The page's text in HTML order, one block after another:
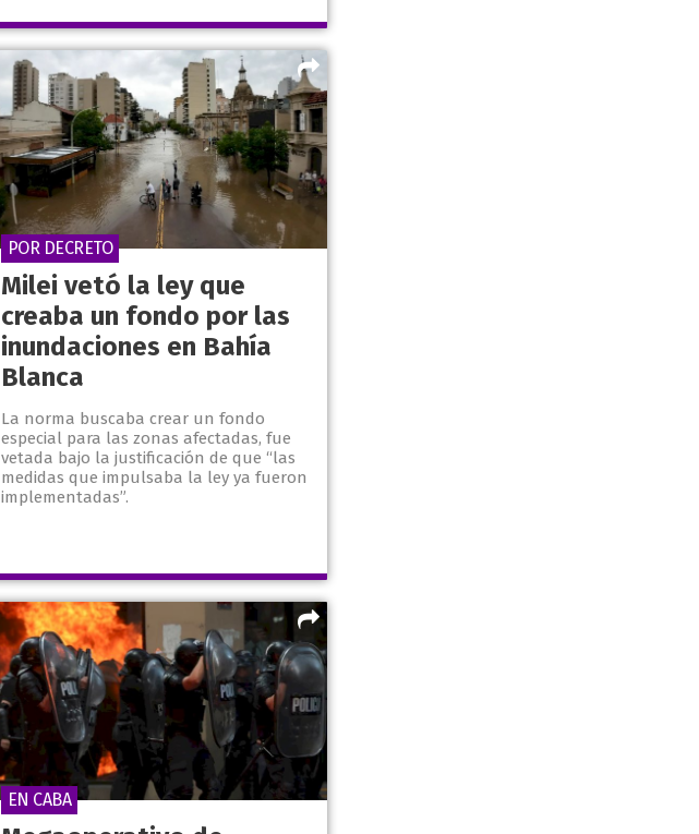
Milei vetó la ley que
creaba un fondo por las
inundaciones en Bahía
Blanca
La norma buscaba crear un fondo
especial para las zonas afectadas, fue
vetada bajo la justificación de que “las
medidas que impulsaba la ley ya fueron
implementadas”.
POR DECRETO
EN CABA